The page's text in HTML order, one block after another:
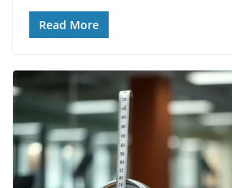
Read More